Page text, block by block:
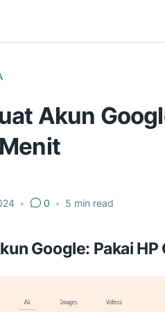
Akun
• 0 • 5 min read
Google: Pakai